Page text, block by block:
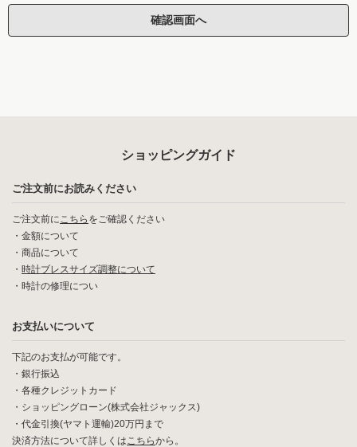
ショッピングガイド
ご注文前にお読みください
ご注文前にこちら をご確認ください
・ 金額について
・ 商品について
・ 時計ブレスサイズ調整について
・ 時計の修理につい
お支払いについて
下記のお支払が可能です。
・銀行振込
・各種クレジットカード
・ショッピングローン(株式会社ジャックス)
・代金引換(ヤマト運輸)20万円まで
決済方法について詳しくはこちらから。